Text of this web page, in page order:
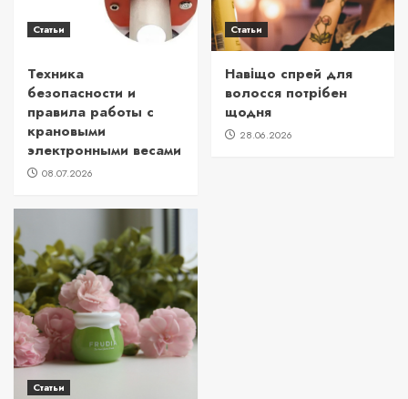
Статьи
Техника
безопасности и
правила работы с
крановыми
электронными весами
08.07.2026
Статьи
Навіщо спрей для
волосся потрібен
щодня
28.06.2026
Статьи